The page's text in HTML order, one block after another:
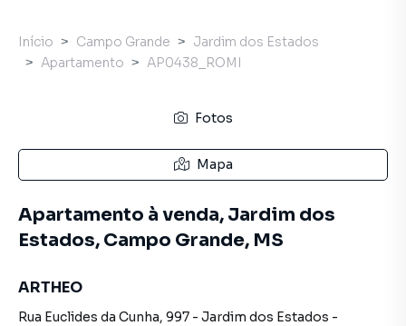
Início Campo Grande
Jardim dos Estados
Apartamento
AP0438_ROMI
Fotos
Mapa
Apartamento à venda, Jardim dos
Estados, Campo Grande, MS
ARTHEO
Rua Euclides da Cunha, 997 - Jardim dos Estados -